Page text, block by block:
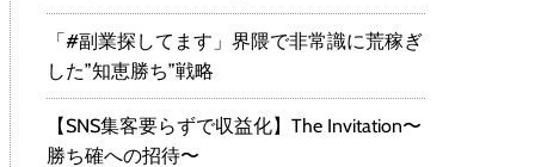
「#副業探してます」界隈で非常識に荒稼ぎ
した”知恵勝ち”戦略
【SNS集客要らずで収益化】The Invitation〜
勝ち確への招待〜